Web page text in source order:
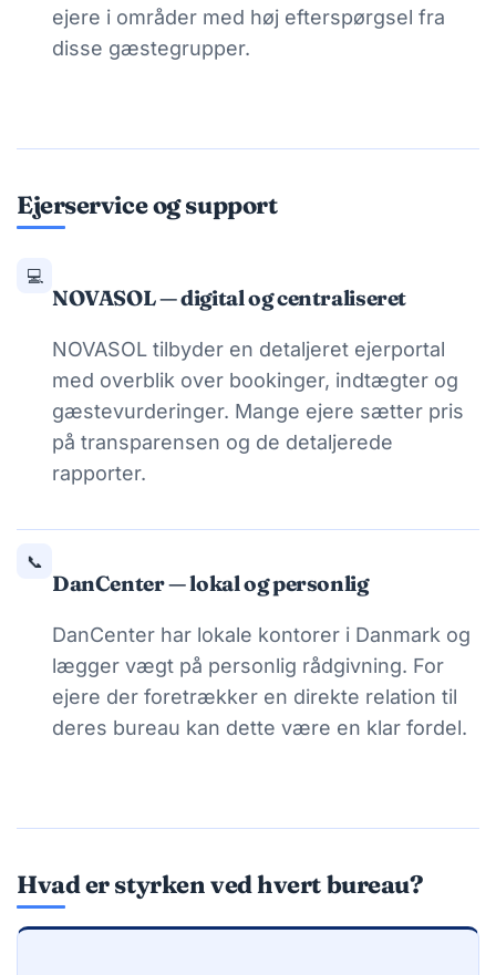
ejere i områder med høj efterspørgsel fra
disse gæstegrupper.
Ejerservice og support
💻
NOVASOL — digital og centraliseret
NOVASOL tilbyder en detaljeret ejerportal
med overblik over bookinger, indtægter og
gæstevurderinger. Mange ejere sætter pris
på transparensen og de detaljerede
rapporter.
📞
DanCenter — lokal og personlig
DanCenter har lokale kontorer i Danmark og
lægger vægt på personlig rådgivning. For
ejere der foretrækker en direkte relation til
deres bureau kan dette være en klar fordel.
Hvad er styrken ved hvert bureau?